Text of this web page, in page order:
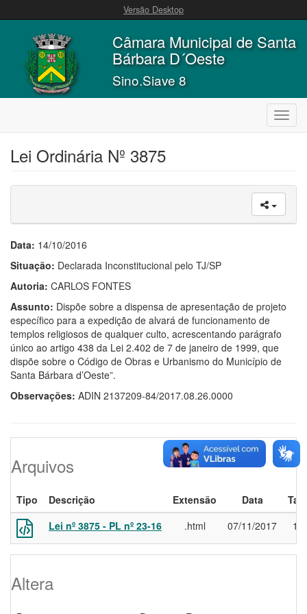
Versão Desktop
Câmara Municipal de Santa
Bárbara D´Oeste
Sino.Siave 8
Lei Ordinária Nº 3875
Data: 14/10/2016
Situação: Declarada Inconstitucional pelo TJ/SP
Autoria: CARLOS FONTES
Assunto: Dispõe sobre a dispensa de apresentação de projeto
específico para a expedição de alvará de funcionamento de
templos religiosos de qualquer culto, acrescentando parágrafo
único ao artigo 438 da Lei 2.402 de 7 de janeiro de 1999, que
dispõe sobre o Código de Obras e Urbanismo do Município de
Santa Bárbara d’Oeste”.
Observações: ADIN 2137209-84/2017.08.26.0000
Arquivos
Tipo Descrição Extensão Data
Lei nº 3875 - PL nº 23-16
.html 07/11/2017
Altera